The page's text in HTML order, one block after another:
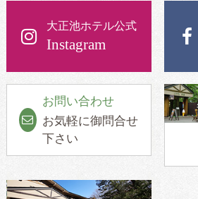
大正池ホテル公式
Instagram
お問い合わせ
お気軽に御問合せ
下さい